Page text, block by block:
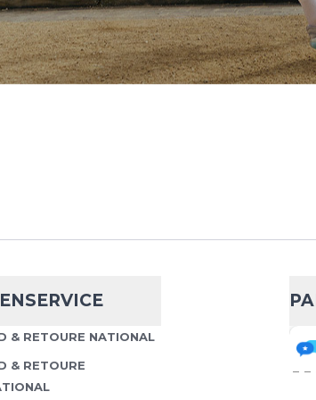
T-Shirt Crew Neck
Engineered Chill-Tec T-shirt
Print T-Shirt
- 5 %
Print T-shirt mit Rundhals und
modernen Design. Das
& RETOURE NATIONAL
& RETOURE